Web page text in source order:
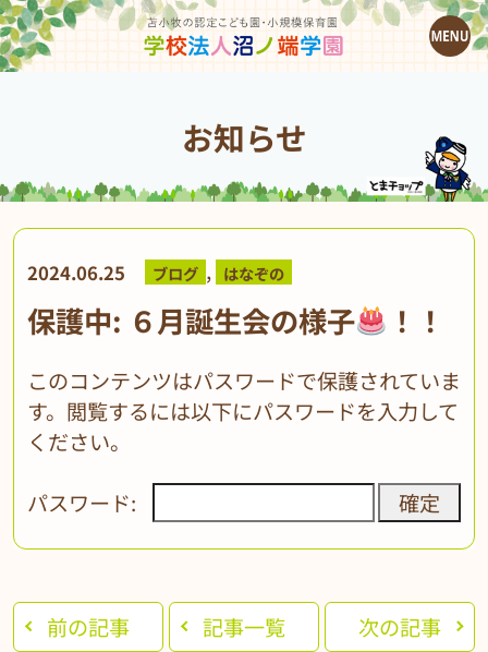
お知らせ
2024.06.25 ブログ , はなぞの
保護中: ６月誕生会の様子 ！！
このコンテンツはパスワードで保護されていま
す。閲覧するには以下にパスワードを入力して
ください。
パスワード:
前の記事 記事一覧 次の記事